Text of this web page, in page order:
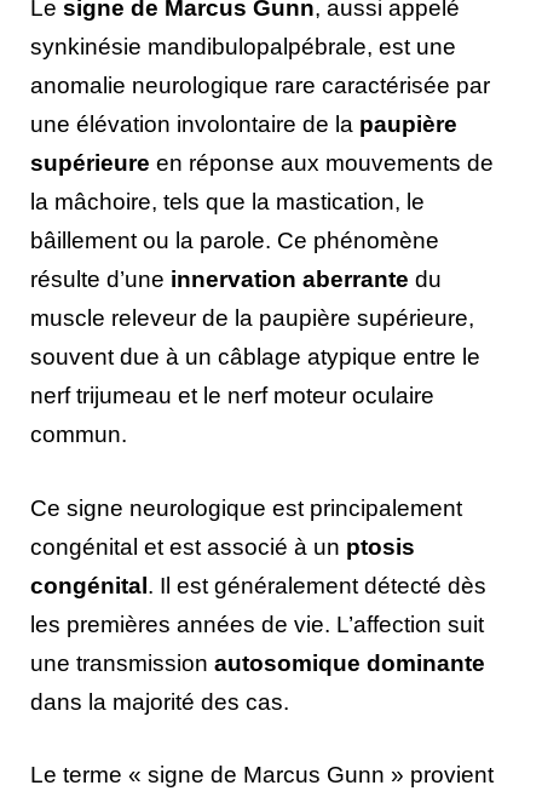
Le signe de Marcus Gunn, aussi appelé
synkinésie mandibulopalpébrale, est une
anomalie neurologique rare caractérisée par
une élévation involontaire de la paupière
supérieure en réponse aux mouvements de
la mâchoire, tels que la mastication, le
bâillement ou la parole. Ce phénomène
résulte d’une innervation aberrante du
muscle releveur de la paupière supérieure,
souvent due à un câblage atypique entre le
nerf trijumeau et le nerf moteur oculaire
commun.
Ce signe neurologique est principalement
congénital et est associé à un ptosis
congénital . Il est généralement détecté dès
les premières années de vie. L’affection suit
une transmission autosomique dominante
dans la majorité des cas.
Le terme « signe de Marcus Gunn » provient